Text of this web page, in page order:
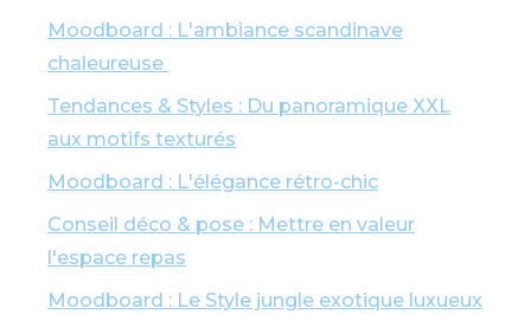
Moodboard : L'ambiance scandinave
chaleureuse
Tendances & Styles : Du panoramique XXL
aux motifs texturés
Moodboard : L'élégance rétro-chic
Conseil déco & pose : Mettre en valeur
l'espace repas
Moodboard : Le Style jungle exotique luxueux